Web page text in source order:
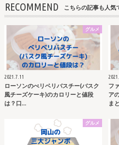
RECOMMEND こちらの記事も人気
グルメ
2021.7.11
ローソンのべリベリバスチー(バスク
風チーズケーキ)のカロリーと値段
は？口…
フ
ア
ま
グルメ